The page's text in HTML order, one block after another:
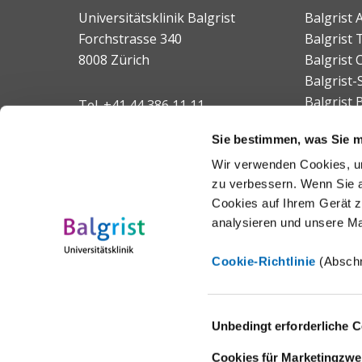
Sie bestimmen, was Sie
Wir verwenden Cookies,
zu verbessern. Wenn Sie
Cookies auf Ihrem Gerät
analysieren und unsere
Cookie-Richtlinie
Unbedingt erforderliche
Cookies für
Universitätsklinik Balgrist
Forchstrasse 340
8008 Zürich
Tel.+41 44 386 11 11
Balgrist
Balgrist
Balgrist
Balgrist-
Balgrist